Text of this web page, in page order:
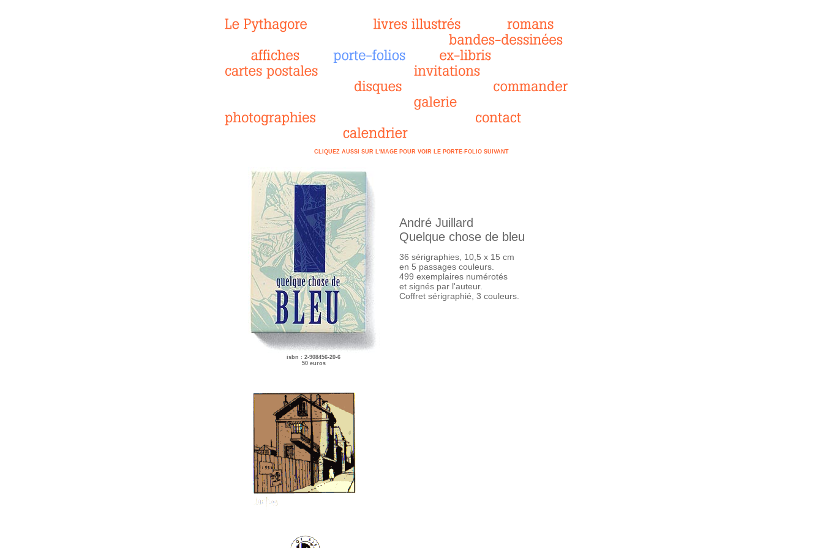
CLIQUEZ AUSSI SUR L'MAGE POUR VOIR LE PORTE-FOLIO SUIVANT
André Juillard
Quelque chose de bleu
36 sérigraphies, 10,5 x 15 cm
en 5 passages couleurs.
499 exemplaires numérotés
et signés par l'auteur.
Coffret sérigraphié, 3 couleurs.
isbn : 2-908456-20-6
50 euros